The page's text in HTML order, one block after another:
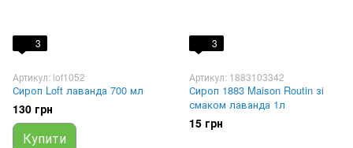
3
Артикул: lof1052
Сироп Loft лаванда 700 мл
130 грн
Купити
3
Артикул: 1883103342
Сироп 1883 Maison Routin зі
смаком лаванда 1л
15 грн